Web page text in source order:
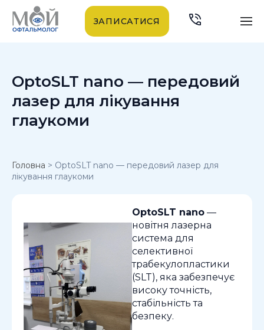
ЗАПИСАТИСЯ
OptoSLT nano — передовий
лазер для лікування
глаукоми
Головна > OptoSLT nano — передовий лазер для
лікування глаукоми
OptoSLT nano —
новітня лазерна
система для
селективної
трабекулопластики
(SLT), яка забезпечує
високу точність,
стабільність та
безпеку.